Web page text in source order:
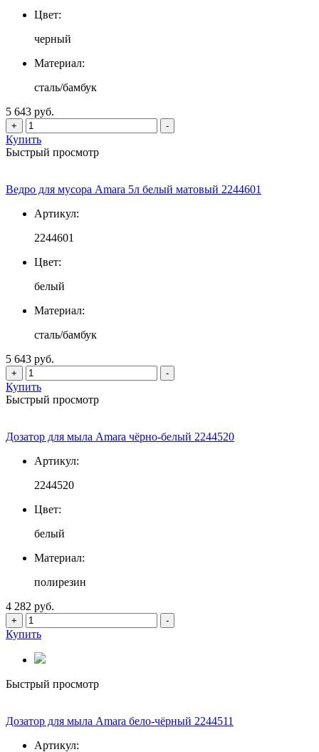
Цвет:
черный
Материал:
сталь/бамбук
5 643 руб.
+ -
Купить
Быстрый просмотр
Ведро для мусора Amara 5л белый матовый 2244601
Артикул:
2244601
Цвет:
белый
Материал:
сталь/бамбук
5 643 руб.
+ -
Купить
Быстрый просмотр
Дозатор для мыла Amara чёрно-белый 2244520
Артикул:
2244520
Цвет:
белый
Материал:
полирезин
4 282 руб.
+ -
Купить
Быстрый просмотр
Дозатор для мыла Amara бело-чёрный 2244511
Артикул: